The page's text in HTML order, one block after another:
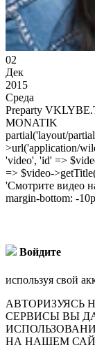
02
Дек
2015
Среда
Preparty
MONATIK
partial('layout/
>url('application/
'video', 'id' =>
=> $video-
'Смотрите видео
margin-bottom: -
Войдите
используя свой
АВТОРИЗУЯСЬ
СЕРВИСЫ ВЫ
НА НАШЕМ